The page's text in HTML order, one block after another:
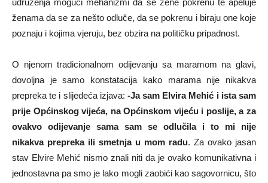
udruženja mogući mehanizmi da se žene pokrenu te apeluje
ženama da se za nešto odluče, da se pokrenu i biraju one koje
poznaju i kojima vjeruju, bez obzira na političku pripadnost.
O njenom tradicionalnom odijevanju sa maramom na glavi,
dovoljna je samo konstatacija kako marama nije nikakva
prepreka te i slijedeća izjava: -Ja sam Elvira Mehić i ista sam
prije Općinskog vijeća, na Općinskom vijeću i poslije, a za
ovakvo odijevanje sama sam se odlučila i to mi nije
nikakva prepreka ili smetnja u mom radu. Za ovako jasan
stav Elvire Mehić nismo znali niti da je ovako komunikativna i
jednostavna pa smo je lako mogli zaobići kao sagovornicu, što